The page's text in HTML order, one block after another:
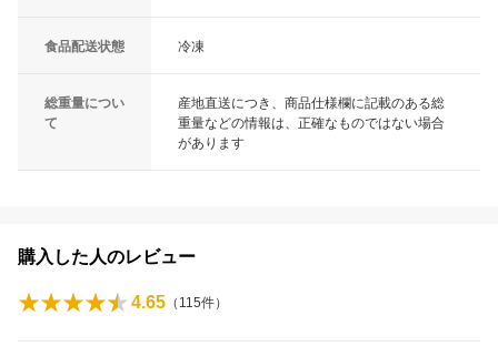
食品配送状態 冷凍
総重量につい
て
産地直送につき、商品仕様欄に記載のある総
重量などの情報は、正確なものではない場合
があります
購入した人のレビュー
4.65 （ 115件）